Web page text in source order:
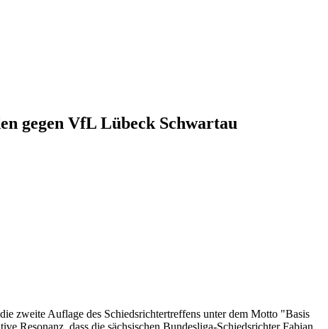
gegen VfL Lübeck Schwartau
zweite Auflage des Schiedsrichtertreffens unter dem Motto "Basis